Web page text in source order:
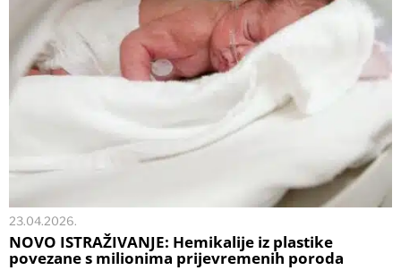
23.04.2026.
NOVO ISTRAŽIVANJE: Hemikalije iz plastike
povezane s milionima prijevremenih poroda